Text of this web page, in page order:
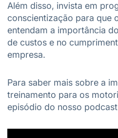
Além disso, invista em
conscientização para que
entendam a importância
de custos e no
empresa.
Para saber mais sobre a
treinamento para os
episódio do nosso